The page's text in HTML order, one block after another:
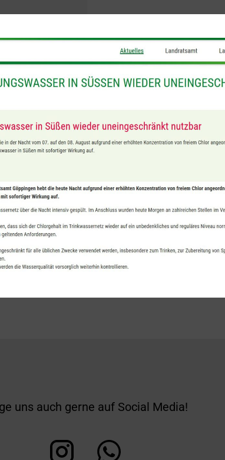
innen neben dem Tor
die Benzinkanister aus
dem Weg zur Arbeit bemerkte Rauch
Rohr, nachdem der Eigentümer das Tor
Alle Beiträge anzeigenWeiter
uns auch gerne auf Social Media!